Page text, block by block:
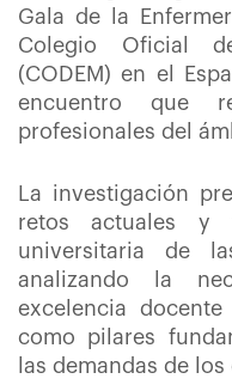
Gala de la
Colegio Oficial
(CODEM) en el
encuentro que
profesionales del
La investigación
retos actuales y
universitaria de
analizando la
excelencia
como pilares
las demandas de